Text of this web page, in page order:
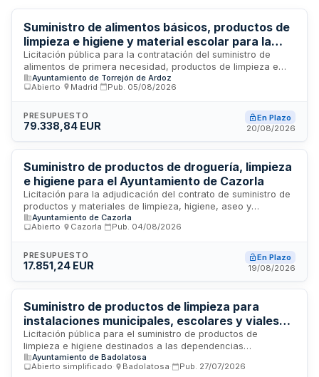
Suministro de alimentos básicos, productos de
limpieza e higiene y material escolar para la
Concejalía de Igualdad del Ayuntamiento de
Torrejón de Ardoz
Licitación pública para la contratación del suministro de
alimentos de primera necesidad, productos de limpieza e
higiene básicos y material escolar destinados a personas
beneficiarias de programas de la Concejalía de Igualdad.
en sus establecimientos, aplicando promociones y
descuentos vigentes compatibles con la naturaleza de la
tramita mediante procedimiento abierto basado en criterios
de adjudicación múltiples.
Ayuntamiento de Torrejón de Ardoz
Abierto
Madrid Pub. 05/08/2026
PRESUPUESTO
79.338,84 EUR
En Plazo
20/08/2026
Suministro de productos de droguería, limpieza
e higiene para el Ayuntamiento de Cazorla
Licitación para la adjudicación del contrato de suministro de
productos y materiales de limpieza, higiene, aseo y
desechables destinados a las dependencias,
infraestructuras y servicios del Ayuntamiento de Cazorla y
carácter fungible y recurrente, configurado como prestación
única e indivisible, sin división en lotes, con duración de un
período adicional de hasta un año.
Ayuntamiento de Cazorla
Abierto
Cazorla Pub. 04/08/2026
PRESUPUESTO
17.851,24 EUR
En Plazo
19/08/2026
Suministro de productos de limpieza para
instalaciones municipales, escolares y viales
del Ayuntamiento de Badolatosa
Licitación pública para el suministro de productos de
limpieza e higiene destinados a las dependencias
municipales, centros educativos y espacios viales del
Ayuntamiento de Badolatosa. El contrato incluye la provisión
Ayuntamiento de Badolatosa
Abierto simplificado
Badolatosa Pub. 27/07/2026